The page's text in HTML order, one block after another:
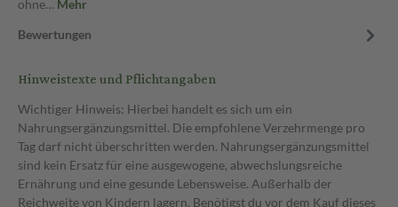
ohne… Mehr
Bewertungen
Hinweistexte und Pflichtangaben
Wichtiger Hinweis: Hierbei handelt es sich um ein
Nahrungsergänzungsmittel. Die empfohlene Verzehrmenge pro
Tag darf nicht überschritten werden. Nahrungsergänzungsmittel
sind kein Ersatz für eine ausgewogene, abwechslungsreiche
Ernährung und eine gesunde Lebensweise. Außerhalb der
Reichweite von Kindern lagern. Benötigst du vor dem Kauf dieses